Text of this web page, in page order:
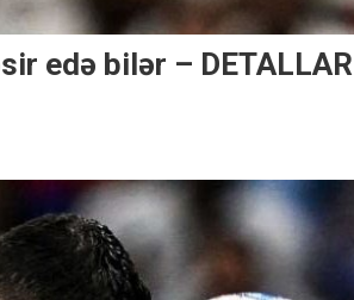
edə bilər – DETALLAR